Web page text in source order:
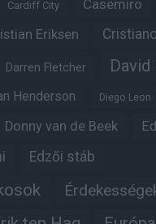
Cardiff City Casemiro
Eriksen
Darren Fletcher David
Henderson Diego Leon
Donny van de Beek
Edzői stáb